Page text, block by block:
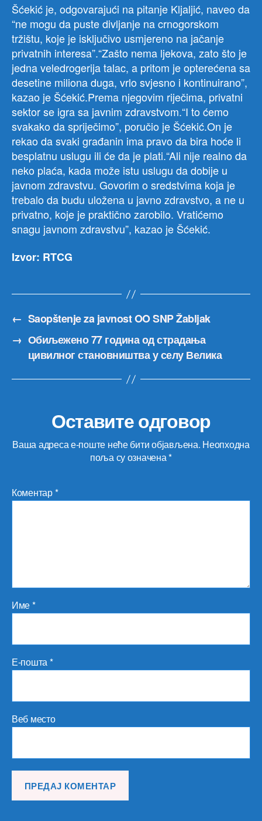
Šćekić je, odgovarajući na pitanje Kljaljić, naveo da
“ne mogu da puste divljanje na crnogorskom
tržištu, koje je isključivo usmjereno na jačanje
privatnih interesa”.“Zašto nema ljekova, zato što je
jedna veledrogerija talac, a pritom je opterećena sa
desetine miliona duga, vrlo svjesno i kontinuirano”,
kazao je Šćekić.Prema njegovim riječima, privatni
sektor se igra sa javnim zdravstvom.“I to ćemo
svakako da spriječimo”, poručio je Šćekić.On je
rekao da svaki građanin ima pravo da bira hoće li
besplatnu uslugu ili će da je plati.“Ali nije realno da
neko plaća, kada može istu uslugu da dobije u
javnom zdravstvu. Govorim o sredstvima koja je
trebalo da budu uložena u javno zdravstvo, a ne u
privatno, koje je praktično zarobilo. Vratićemo
snagu javnom zdravstvu”, kazao je Šćekić.
Izvor: RTCG
← Saopštenje za javnost OO SNP Žabljak
→ Обиљежено 77 година од страдања
цивилног становништва у селу Велика
Оставите одговор
Ваша адреса е-поште неће бити објављена. Неопходна
поља су означена*
Коментар*
Име*
Е-пошта*
Веб место